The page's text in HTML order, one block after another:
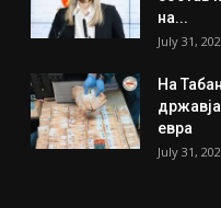
на...
July 31,
На
евра
July 31,